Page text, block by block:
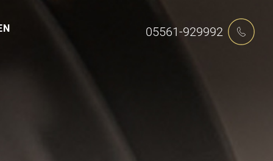
05561-929992
05561-929992